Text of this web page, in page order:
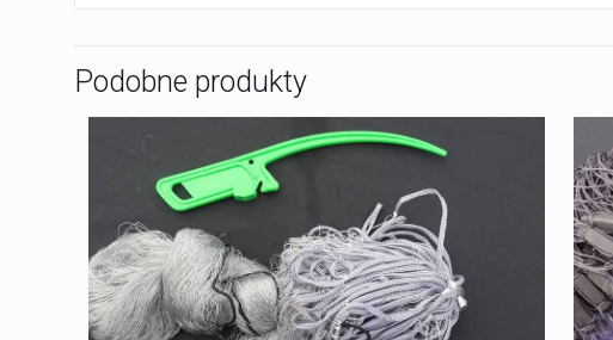
Podobne produkty